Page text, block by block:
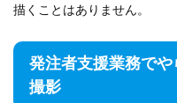
描くことはありません。
発注者支援業務で
撮影